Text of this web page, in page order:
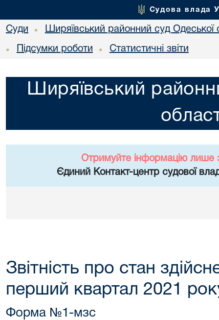
Судова влада
Суди • Ширяївський районний суд Одеської
• Підсумки роботи • Статистичні звіти
Ширяївський
Отримуйте інформацію лише
Єдиний Контакт-центр судової
Звітність про стан
перший квартал 2021
Форма №1-мзс